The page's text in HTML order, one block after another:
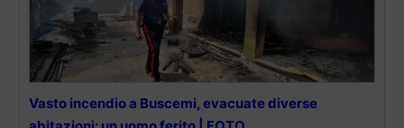
Vasto incendio a Buscemi, evacuate diverse